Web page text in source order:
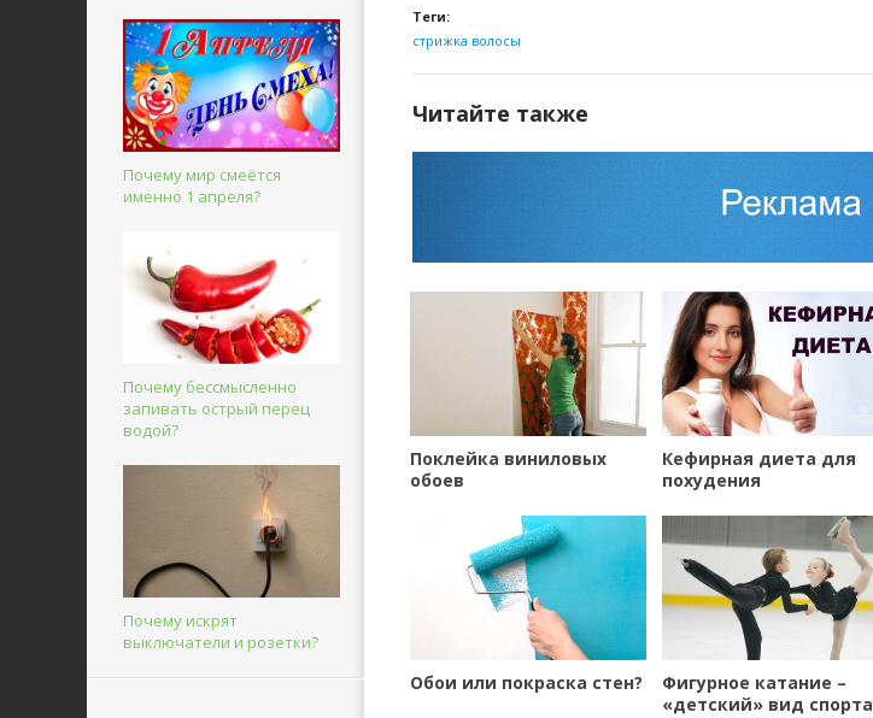
Теги:
стрижка волосы
Читайте также
Поклейка виниловых
обоев
Кефирная диета для
похудения
Обои или покраска стен?
Фигурное катание –
«детский» вид спорта
Почему мир смеётся
именно 1 апреля?
Почему бессмысленно
запивать острый перец
водой?
Почему искрят
выключатели и розетки?